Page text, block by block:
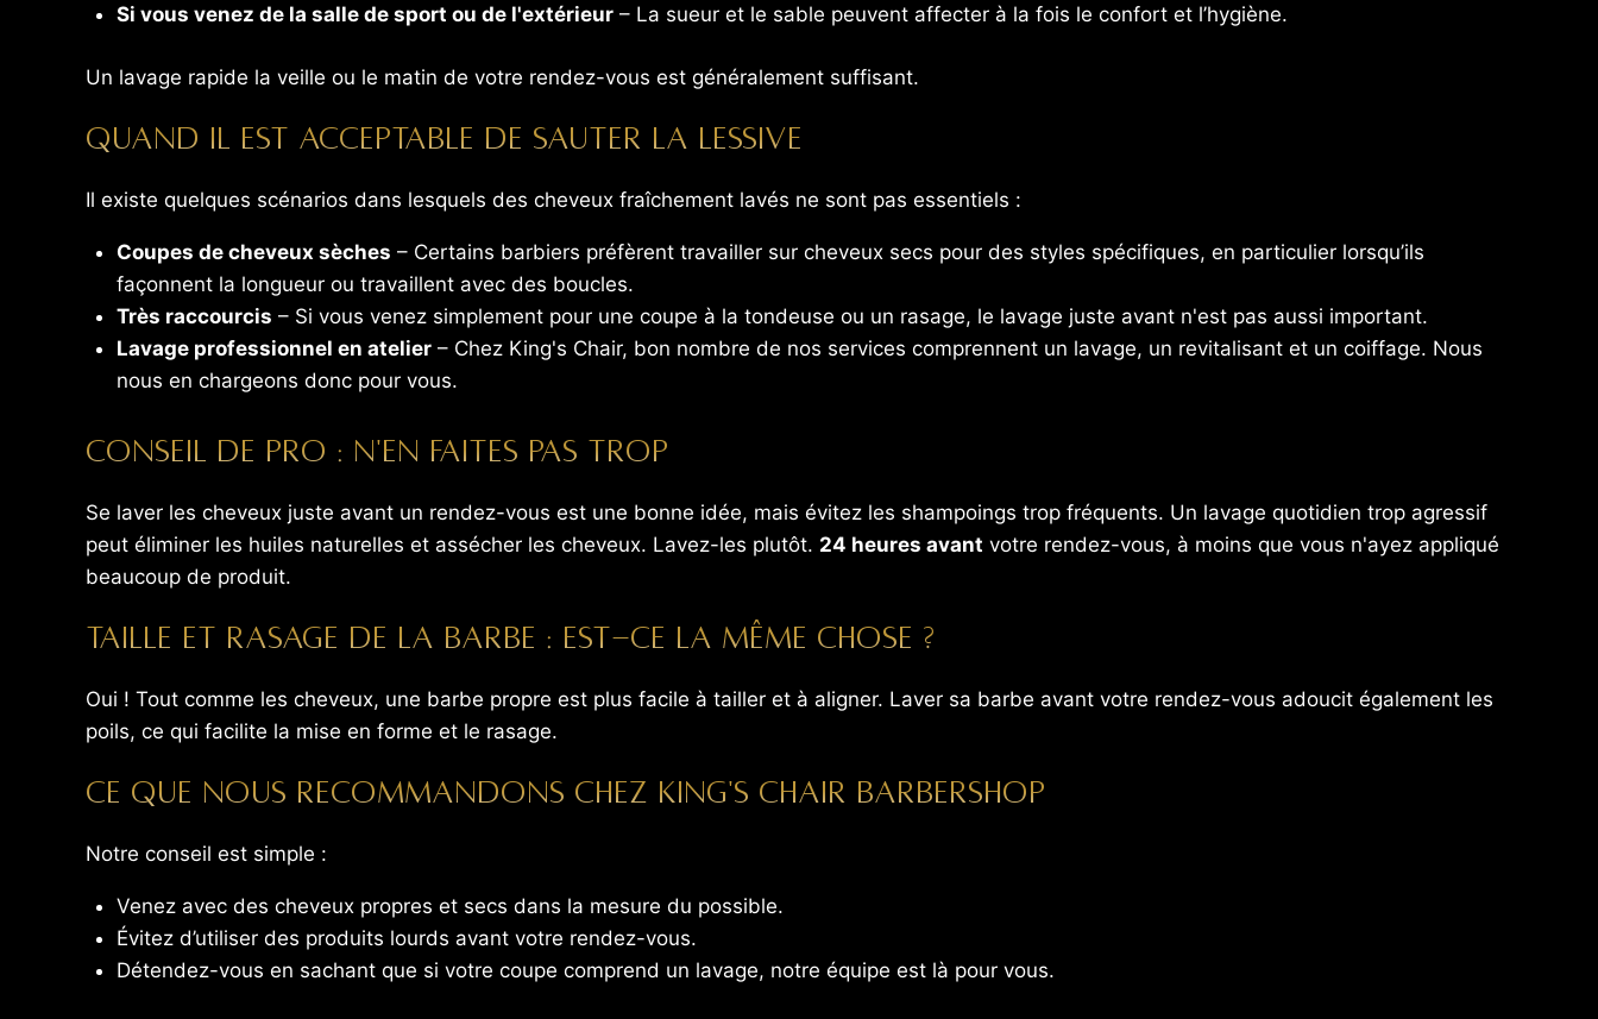
Si vous venez de la salle de sport ou de l'extérieur– La sueur et le sable peuvent affecter à la fois le confort et l’hygiène.
Un lavage rapide la veille ou le matin de votre rendez-vous est généralement suffisant.
Quand il est acceptable de sauter la lessive
Il existe quelques scénarios dans lesquels des cheveux fraîchement lavés ne sont pas essentiels :
Coupes de cheveux sèches – Certains barbiers préfèrent travailler sur cheveux secs pour des styles spécifiques, en particulier lorsqu’ils
façonnent la longueur ou travaillent avec des boucles.
Très raccourcis – Si vous venez simplement pour une coupe à la tondeuse ou un rasage, le lavage juste avant n'est pas aussi important.
Lavage professionnel en atelier– Chez King's Chair, bon nombre de nos services comprennent un lavage, un revitalisant et un coiffage. Nous
nous en chargeons donc pour vous.
Conseil de pro : n'en faites pas trop
Se laver les cheveux juste avant un rendez-vous est une bonne idée, mais évitez les shampoings trop fréquents. Un lavage quotidien trop agressif
peut éliminer les huiles naturelles et assécher les cheveux. Lavez-les plutôt. 24 heures avant votre rendez-vous, à moins que vous n'ayez appliqué
beaucoup de produit.
Taille et rasage de la barbe : est-ce la même chose ?
Oui ! Tout comme les cheveux, une barbe propre est plus facile à tailler et à aligner. Laver sa barbe avant votre rendez-vous adoucit également les
poils, ce qui facilite la mise en forme et le rasage.
Ce que nous recommandons chez King's Chair Barbershop
Notre conseil est simple :
Venez avec des cheveux propres et secs dans la mesure du possible.
Évitez d’utiliser des produits lourds avant votre rendez-vous.
Détendez-vous en sachant que si votre coupe comprend un lavage, notre équipe est là pour vous.